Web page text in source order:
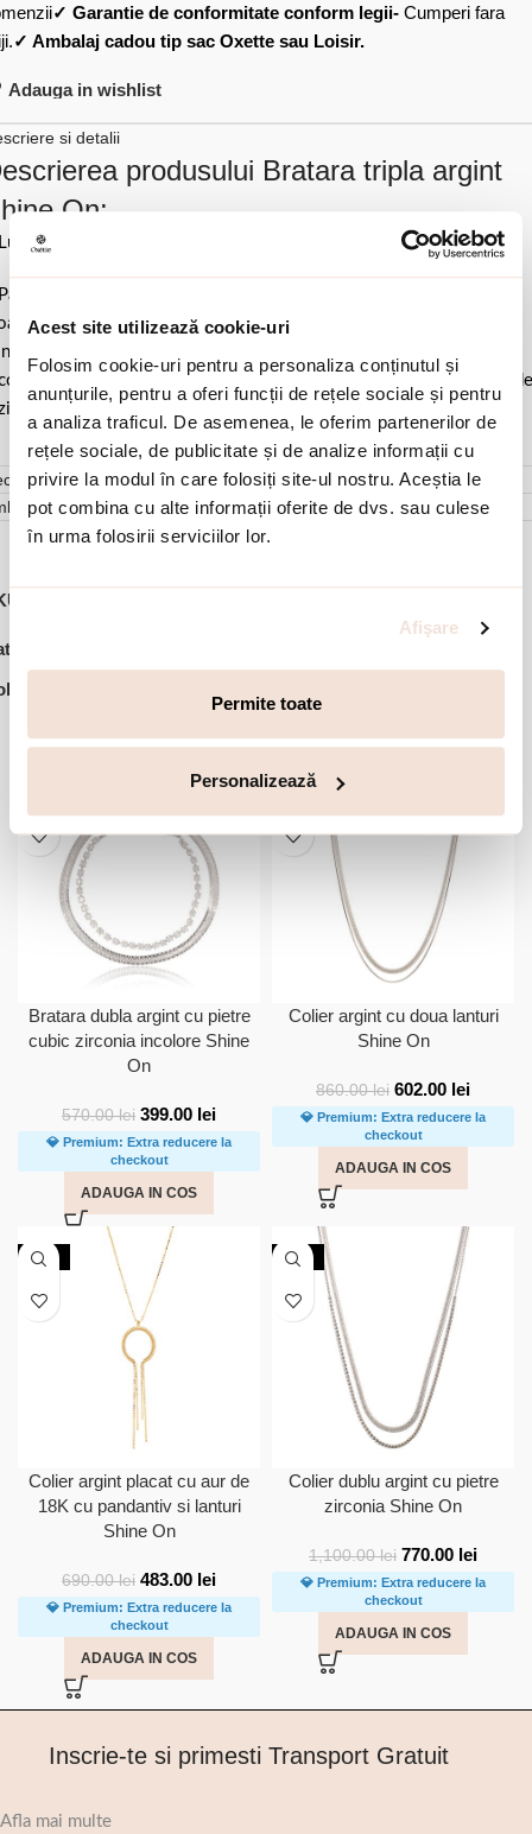
Acest site utilizează cookie-uri
Folosim cookie-uri pentru a personaliza conținutul și
anunțurile, pentru a oferi funcții de rețele sociale și pentru
a analiza traficul. De asemenea, le oferim partenerilor de
rețele sociale, de publicitate și de analize informații cu
privire la modul în care folosiți site-ul nostru. Aceștia le
pot combina cu alte informații oferite de dvs. sau culese
în urma folosirii serviciilor lor.
Afişare
Permite toate
Personalizează
✓ Garantie de conformitate conform legii- Cumperi fara
✓ Ambalaj cadou tip sac Oxette sau Loisir.
Adauga in wishlist
si detalii
produsului Bratara tripla argint
On:
15 cm la care se adauga 3 cm extensie.
bijuteria in ambalajul original sau intr-un saculet de catifea
pentru a evita frecarea sau lovirea de alte materiale. Evitati
cu apa si produsele cosmetice. Dupa fiecare purtare este
sa o lustruiti cu o laveta curata pentru a evita depunerea de
(0)
Accesorii din aceeasi colectie:
Bratara dubla argint cu pietre
cubic zirconia incolore Shine
On
570.00lei 399.00 lei
💎 Premium: Extra reducere la
checkout
ADAUGA IN COS
-30%
Colier argint cu doua lanturi
Shine On
860.00lei 602.00 lei
💎 Premium: Extra reducere la
checkout
ADAUGA IN COS
-30%
Colier argint placat cu aur de
18K cu pandantiv si lanturi
Shine On
690.00lei 483.00 lei
💎 Premium: Extra reducere la
checkout
ADAUGA IN COS
-30%
Colier dublu argint cu pietre
zirconia Shine On
1,100.00lei 770.00 lei
💎 Premium: Extra reducere la
checkout
ADAUGA IN COS
Inscrie-te si primesti Transport Gratuit
Afla mai multe